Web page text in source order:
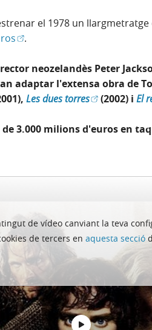
el 1978 un
(Obre en finestra nova)
.
neozelandès Peter
adaptar l'extensa obra de
en finestra nova)
Les dues torres(Obre en
(2002) i El
3.000 milions d'euros en
de ví­deo canviant la teva
de tercers enaquesta secció
K. Rowling quan va començar a
els seus llibres es vendrien
també serien un èxit.